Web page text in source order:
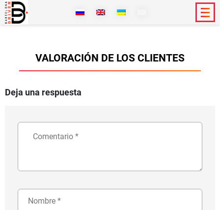
VALORACIÓN DE LOS CLIENTES
Deja una respuesta